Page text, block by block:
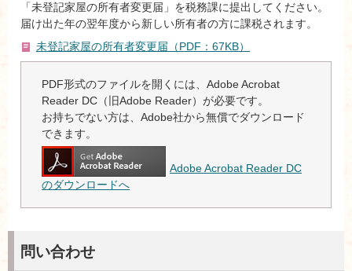
「未登記家屋の所有者変更届」を税務課に提出してください。
届け出た年の翌年度から新しい所有者の方に課税されます。
未登記家屋の所有者変更届（PDF：67KB）
PDF形式のファイルを開くには、Adobe Acrobat
Reader DC（旧Adobe Reader）が必要です。
お持ちでない方は、Adobe社から無償でダウンロード
できます。
Adobe Acrobat Reader DC
のダウンロードへ
問い合わせ